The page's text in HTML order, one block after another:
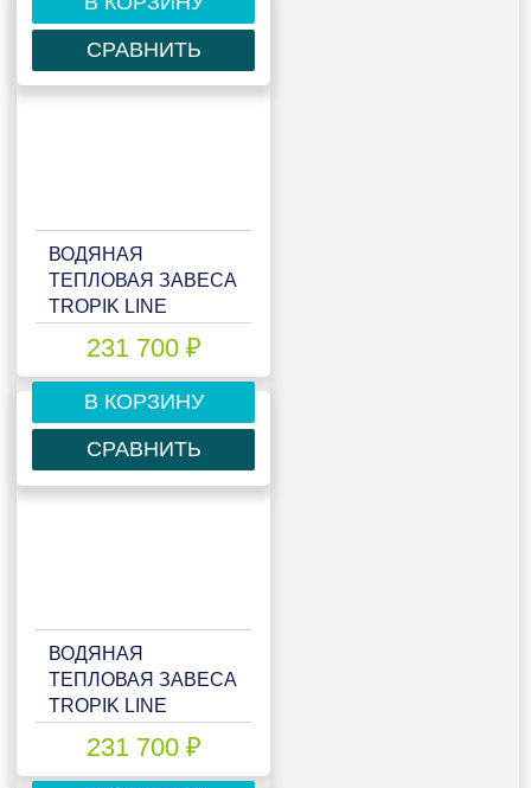
СРАВНИТЬ
ВОДЯНАЯ
ТЕПЛОВАЯ ЗАВЕСА
TROPIK LINE
231 700 ₽
В КОРЗИНУ
СРАВНИТЬ
ВОДЯНАЯ
ТЕПЛОВАЯ ЗАВЕСА
TROPIK LINE
231 700 ₽